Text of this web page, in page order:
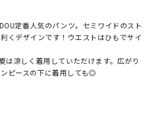
定番人気のパンツ。セミワイドのスト
くデザインです！ウエストはひもでサイ
は涼しく着用していただけます。広がり
ピースの下に着用しても◎